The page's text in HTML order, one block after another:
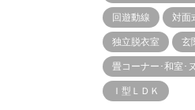
回遊動線 対面
独立脱衣室 玄
畳コーナー･和室･
Ｉ型ＬＤＫ